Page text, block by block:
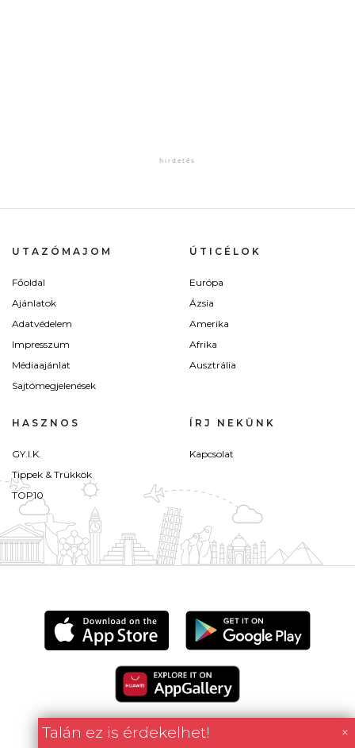
Talán ez is érdekelhet! ×
UTAZÓMAJOM
Főoldal
Ajánlatok
Adatvédelem
Impresszum
Médiaajánlat
Sajtómegjelenések
ÚTICÉLOK
Európa
Ázsia
Amerika
Afrika
Ausztrália
HASZNOS
GY.I.K.
Tippek & Trükkök
TOP10
ÍRJ NEKÜNK
Kapcsolat